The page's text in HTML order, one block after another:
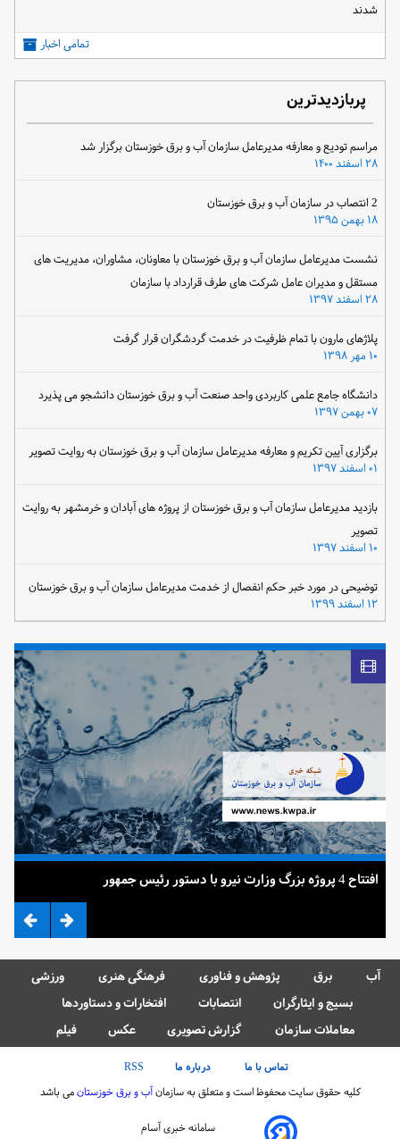
شدند
تمامی اخبار
پربازدیدترین
مراسم تودیع و معارفه مدیرعامل سازمان آب و برق خوزستان برگزار شد
۲۸ اسفند ۱۴۰۰
۱۸ بهمن ۱۳۹۵
نشست مدیرعامل سازمان آب و برق خوزستان با معاونان، مشاوران، مدیریت های
مستقل و مدیران عامل شرکت های طرف قرارداد با سازمان
۲۸ اسفند ۱۳۹۷
پلاژهای مارون با تمام ظرفیت در خدمت گردشگران قرار گرفت
دانشگاه جامع علمی کاربردی واحد صنعت آب و برق خوزستان دانشجو می پذیرد
۰۷ بهمن ۱۳۹۷
برگزاری آیین تکریم و معارفه مدیرعامل سازمان آب و برق خوزستان به روایت تصویر
بازدید مدیرعامل سازمان آب و برق خوزستان از پروژه های آبادان و خرمشهر به روایت
تصویر
توضیحی در مورد خبر حکم انفصال از خدمت مدیرعامل سازمان آب و برق خوزستان
۱۲ اسفند ۱۳۹۹
افتتاح 4 پروژه بزرگ وزارت نیرو با دستور رئیس جمهور
آب برق پژوهش و فناوری فرهنگی هنری
ورزشی
بسیج و ایثارگران
انتصابات
افتخارات و دستاوردها
معاملات سازمان
گزارش تصویری عکس فیلم
تماس با ما درباره ما
RSS
کلیه حقوق سایت محفوظ است و متعلق به سازمانآب و برق خوزستانمی باشد
سامانه خبری آسام